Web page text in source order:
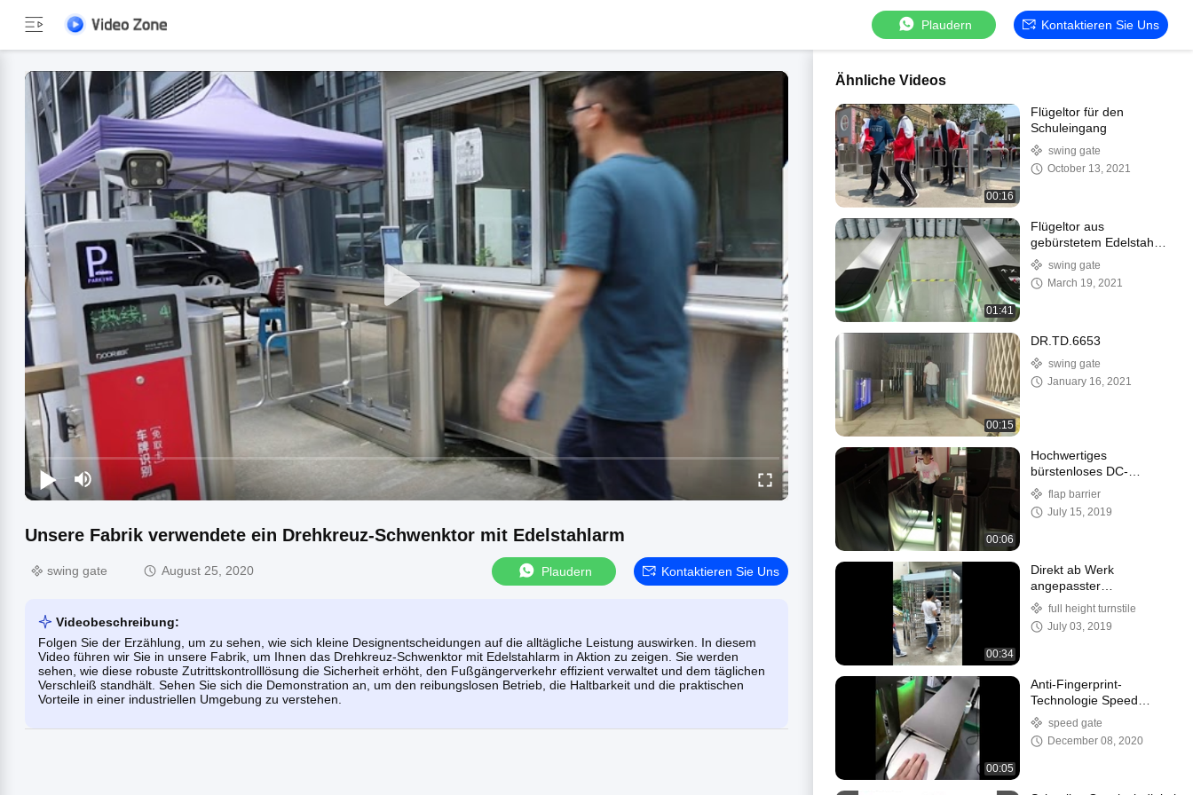
Plaudern Kontaktieren Sie Uns
Unsere Fabrik verwendete ein Drehkreuz-Schwenktor mit Edelstahlarm
swing gate August 25, 2020 Plaudern Kontaktieren Sie Uns
Videobeschreibung:
Folgen Sie der Erzählung, um zu sehen, wie sich kleine Designentscheidungen auf die alltägliche Leistung auswirken. In diesem
Video führen wir Sie in unsere Fabrik, um Ihnen das Drehkreuz-Schwenktor mit Edelstahlarm in Aktion zu zeigen. Sie werden
sehen, wie diese robuste Zutrittskontrolllösung die Sicherheit erhöht, den Fußgängerverkehr effizient verwaltet und dem täglichen
Verschleiß standhält. Sehen Sie sich die Demonstration an, um den reibungslosen Betrieb, die Haltbarkeit und die praktischen
Vorteile in einer industriellen Umgebung zu verstehen.
Ähnliche Videos
00:16
Flügeltor für den
Schuleingang
swing gate
October 13, 2021
01:41
Flügeltor aus
gebürstetem Edelstahl
SUS304
swing gate
March 19, 2021
00:15
DR.TD.6653
swing gate
January 16, 2021
00:06
Hochwertiges
bürstenloses DC-
Motorklappen-Sperrtor
flap barrier
July 15, 2019
00:34
Direkt ab Werk
angepasster
bürstenloser
Drehkreuzmotor in
voller Höhe als Option
full height turnstile
July 03, 2019
00:05
Anti-Fingerprint-
Technologie Speed
Gate DR.TD.6626
speed gate
December 08, 2020